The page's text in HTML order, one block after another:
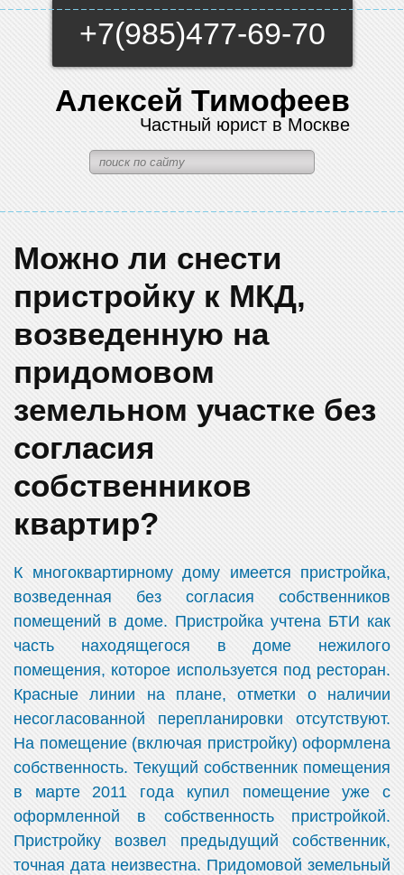
+7(985)477-69-70
Алексей Тимофеев
Частный юрист в Москве
Можно ли снести
пристройку к МКД,
возведенную на
придомовом
земельном участке без
согласия
собственников
квартир?
К многоквартирному дому имеется пристройка,
возведенная без согласия собственников
помещений в доме. Пристройка учтена БТИ как
часть находящегося в доме нежилого
помещения, которое используется под ресторан.
Красные линии на плане, отметки о наличии
несогласованной перепланировки отсутствуют.
На помещение (включая пристройку) оформлена
собственность. Текущий собственник помещения
в марте 2011 года купил помещение уже с
оформленной в собственность пристройкой.
Пристройку возвел предыдущий собственник,
точная дата неизвестна. Придомовой земельный